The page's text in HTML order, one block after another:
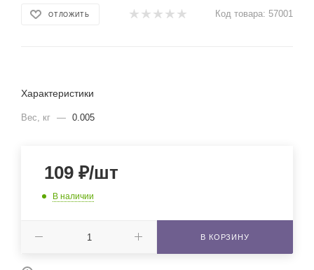
ОТЛОЖИТЬ Код товара: 57001
Характеристики
Вес, кг — 0.005
109 ₽/шт
В наличии
В КОРЗИНУ